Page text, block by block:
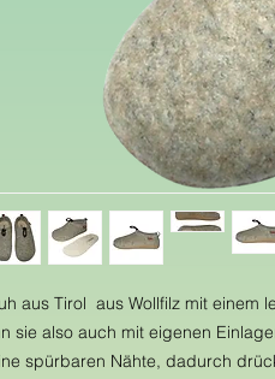
aus Tirol aus Wollfilz mit einem
sie also auch mit eigenen
spürbaren Nähte, dadurch